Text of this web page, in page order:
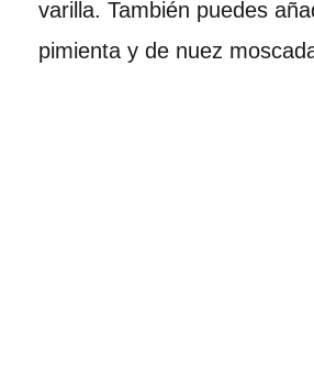
varilla. También puedes
pimienta y de nuez